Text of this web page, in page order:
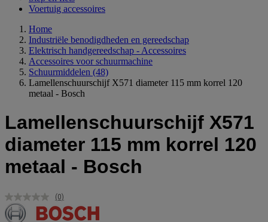
Voertuig accessoires
Home
Industriële benodigdheden en gereedschap
Elektrisch handgereedschap - Accessoires
Accessoires voor schuurmachine
Schuurmiddelen (48)
Lamellenschuurschijf X571 diameter 115 mm korrel 120
metaal - Bosch
Lamellenschuurschijf X571
diameter 115 mm korrel 120
metaal - Bosch
Geen
scorewaarde.
(0)